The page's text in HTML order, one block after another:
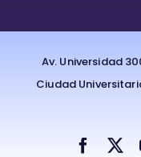
Av. Universidad
Ciudad